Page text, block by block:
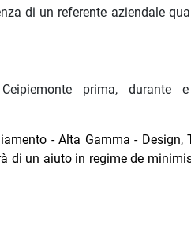
di un referente aziendale
prima, durante
- Alta Gamma - Design,
di un aiuto in regime de